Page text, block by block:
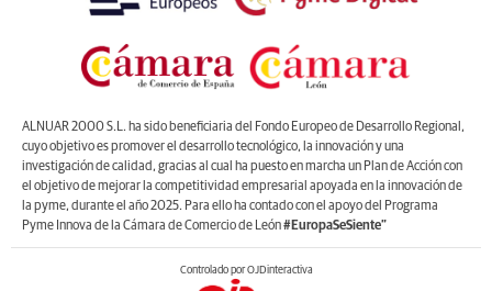
ALNUAR 2000 S.L. ha sido beneficiaria del Fondo Europeo de Desarrollo Regional,
cuyo objetivo es promover el desarrollo tecnológico, la innovación y una
investigación de calidad, gracias al cual ha puesto en marcha un Plan de Acción con
el objetivo de mejorar la competitividad empresarial apoyada en la innovación de
la pyme, durante el año 2025. Para ello ha contado con el apoyo del Programa
Pyme Innova de la Cámara de Comercio de León#EuropaSeSiente”
Controlado por OJDinteractiva